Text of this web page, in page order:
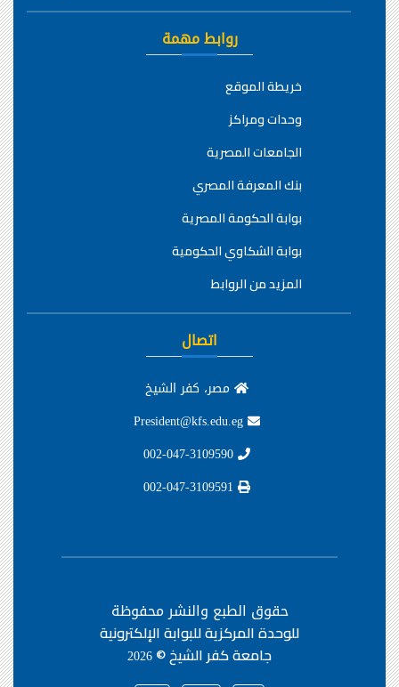
روابط مهمة
خريطة الموقع
وحدات ومراكز
الجامعات المصرية
بنك المعرفة المصري
بوابة الحكومة المصرية
بوابة الشكاوي الحكومية
المزيد من الروابط
اتصال
مصر، كفر الشيخ
حقوق الطبع والنشر محفوظة
للوحدة المركزية للبوابة الإلكترونية
جامعة كفر الشيخ ©2026